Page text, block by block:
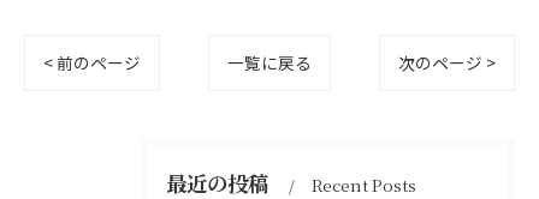
< 前のページ 一覧に戻る 次のページ >
最近の投稿 Recent Posts